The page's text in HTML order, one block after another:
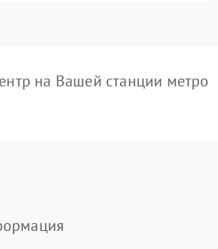
на Вашей станции метро